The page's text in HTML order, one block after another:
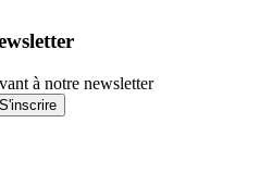
à notre newsletter
S'inscrire